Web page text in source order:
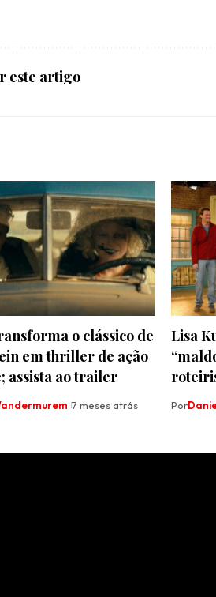
este artigo
o clássico de
em thriller de ação
assista ao trailer
7 meses atrás
Lisa
Por